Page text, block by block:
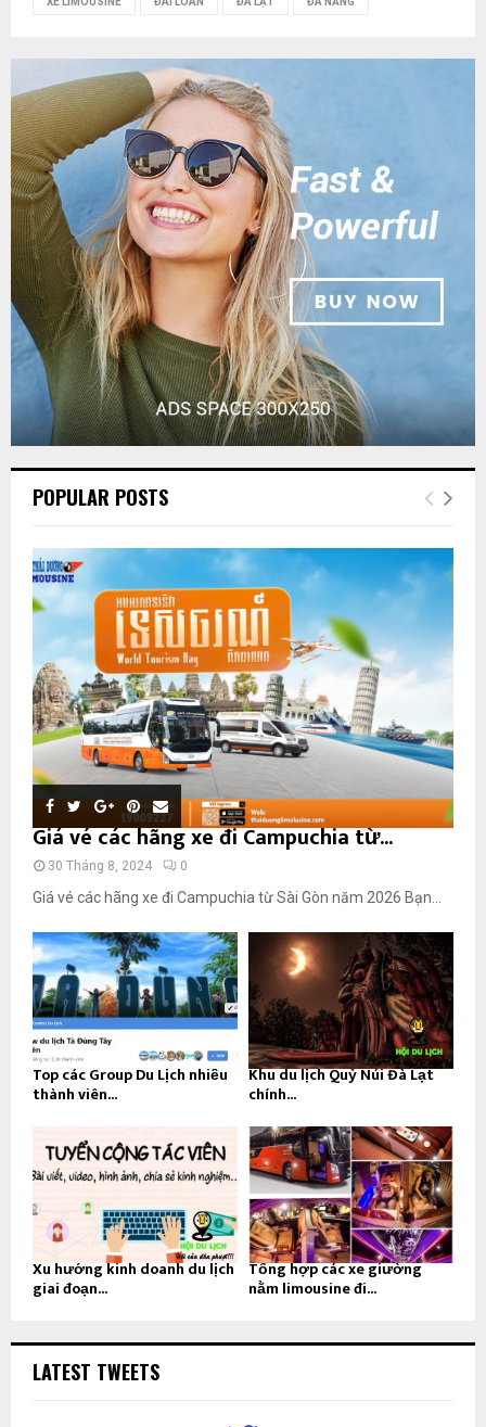
POPULAR POSTS
Giá vé các hãng xe đi Campuchia từ...
30 Tháng 8, 2024 0
Giá vé các hãng xe đi Campuchia từ Sài Gòn năm 2026 Bạn...
Top các Group Du Lịch nhiều
thành viên...
Khu du lịch Quỷ Núi Đà Lạt
chính...
Xu hướng kinh doanh du lịch
giai đoạn...
Tổng hợp các xe giường
nằm limousine đi...
LATEST TWEETS